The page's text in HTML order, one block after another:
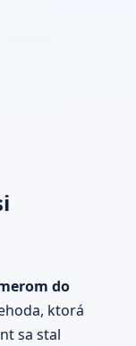
do
ktorá
sa stal